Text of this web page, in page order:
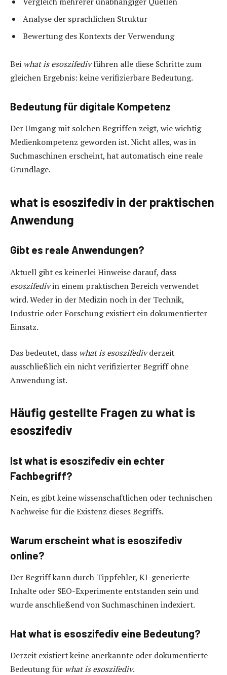
Analyse der sprachlichen Struktur
Bewertung des Kontexts der Verwendung
Bei what is esoszifedivführen alle diese Schritte zum
gleichen Ergebnis: keine verifizierbare Bedeutung.
Bedeutung für digitale Kompetenz
Der Umgang mit solchen Begriffen zeigt, wie wichtig
Medienkompetenz geworden ist. Nicht alles, was in
Suchmaschinen erscheint, hat automatisch eine reale
Grundlage.
what is esoszifediv in der praktischen
Anwendung
Gibt es reale Anwendungen?
Aktuell gibt es keinerlei Hinweise darauf, dass
esoszifedivin einem praktischen Bereich verwendet
wird. Weder in der Medizin noch in der Technik,
Industrie oder Forschung existiert ein dokumentierter
Einsatz.
Das bedeutet, dass what is esoszifedivderzeit
ausschließlich ein nicht verifizierter Begriff ohne
Anwendung ist.
Häufig gestellte Fragen zu what is
esoszifediv
Ist what is esoszifediv ein echter
Fachbegriff?
Nein, es gibt keine wissenschaftlichen oder technischen
Nachweise für die Existenz dieses Begriffs.
Warum erscheint what is esoszifediv
online?
Der Begriff kann durch Tippfehler, KI-generierte
Inhalte oder SEO-Experimente entstanden sein und
wurde anschließend von Suchmaschinen indexiert.
Hat what is esoszifediv eine Bedeutung?
Derzeit existiert keine anerkannte oder dokumentierte
Bedeutung für what is esoszifediv.